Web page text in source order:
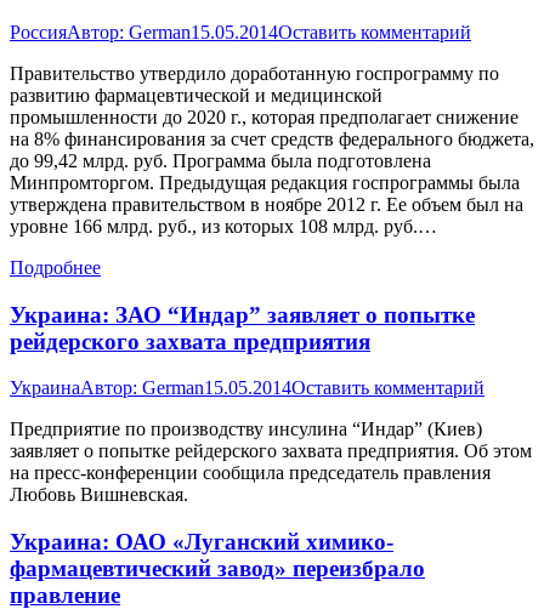
РоссияАвтор: German15.05.2014Оставить комментарий
Правительство утвердило доработанную госпрограмму по
развитию фармацевтической и медицинской
промышленности до 2020 г., которая предполагает снижение
на 8% финансирования за счет средств федерального бюджета,
до 99,42 млрд. руб. Программа была подготовлена
Минпромторгом. Предыдущая редакция госпрограммы была
утверждена правительством в ноябре 2012 г. Ее объем был на
уровне 166 млрд. руб., из которых 108 млрд. руб.…
Подробнее
Украина: ЗАО “Индар” заявляет о попытке
рейдерского захвата предприятия
УкраинаАвтор: German15.05.2014Оставить комментарий
Предприятие по производству инсулина “Индар” (Киев)
заявляет о попытке рейдерского захвата предприятия. Об этом
на пресс-конференции сообщила председатель правления
Любовь Вишневская.
Украина: ОАО «Луганский химико-
фармацевтический завод» переизбрало
правление